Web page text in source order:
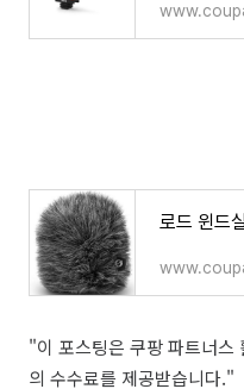
로드 윈드
"이 포스팅은 쿠팡 파트너스
의 수수료를 제공받습니다."